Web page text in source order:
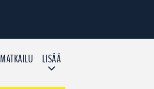
MATKAILU LISÄÄ